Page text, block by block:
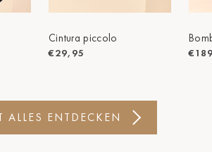
Cintura piccolo
€29,95
ALLES ENTDECKEN